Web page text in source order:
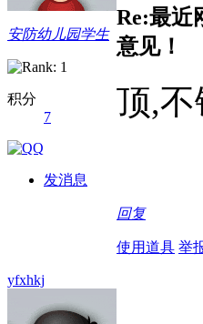
安防幼儿园学生
积分
7
发消息
Re:最近
意见！
顶,不
回复
使用道具 举
yfxhkj